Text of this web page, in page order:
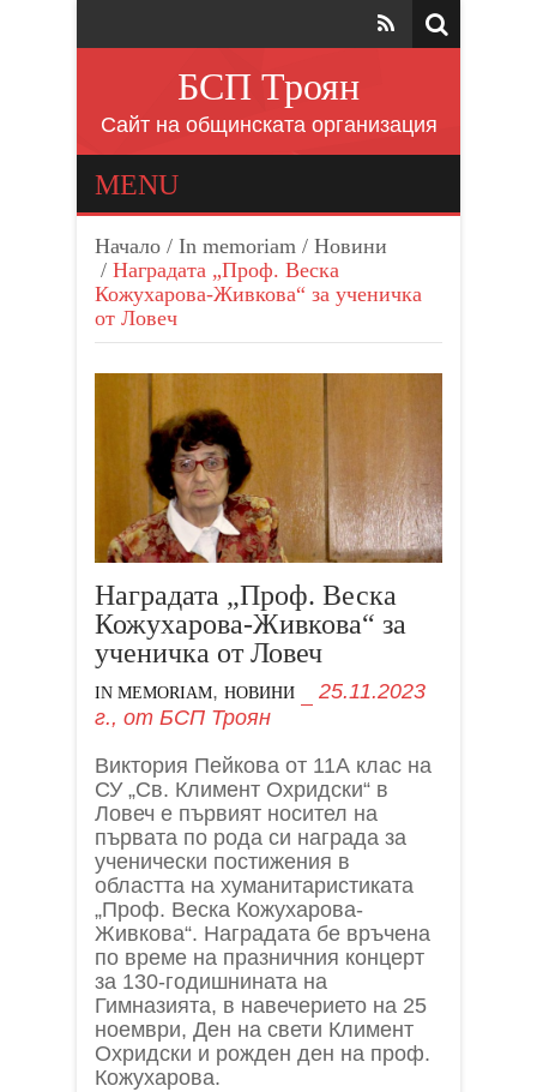
БСП Троян
Сайт на общинската организация
MENU
Начало / In memoriam / Новини
/ Наградата „Проф. Веска
Кожухарова-Живкова“ за ученичка
от Ловеч
Наградата „Проф. Веска
Кожухарова-Живкова“ за
ученичка от Ловеч
IN MEMORIAM, НОВИНИ
25.11.2023
г., от БСП Троян
Виктория Пейкова от 11А клас на
СУ „Св. Климент Охридски“ в
Ловеч е първият носител на
първата по рода си награда за
ученически постижения в
областта на хуманитаристиката
„Проф. Веска Кожухарова-
Живкова“. Наградата бе връчена
по време на празничния концерт
за 130-годишнината на
Гимназията, в навечерието на 25
ноември, Ден на свети Климент
Охридски и рожден ден на проф.
Кожухарова.